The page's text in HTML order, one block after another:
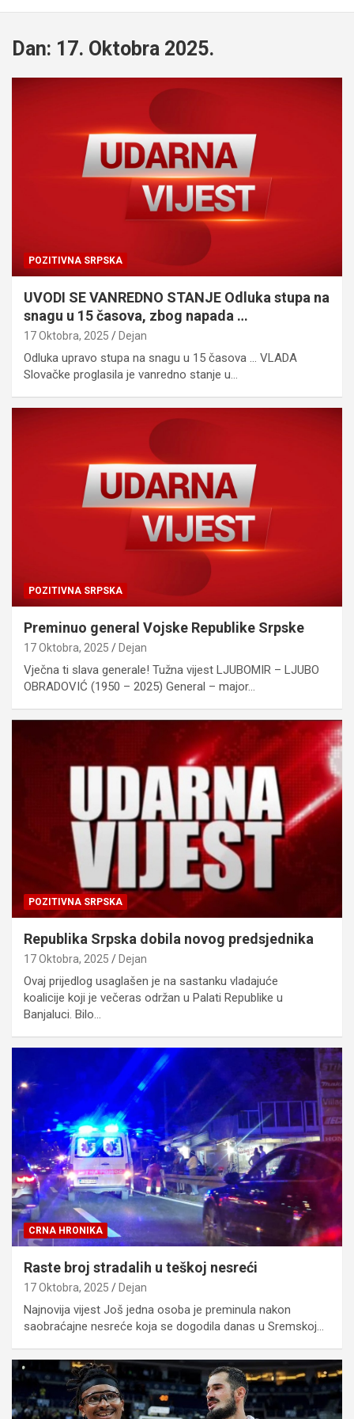
Dan: 17. Oktobra 2025.
POZITIVNA SRPSKA
UVODI SE VANREDNO STANJE Odluka stupa na
snagu u 15 časova, zbog napada …
17 Oktobra, 2025 Dejan
Odluka upravo stupa na snagu u 15 časova … VLADA
Slovačke proglasila je vanredno stanje u…
POZITIVNA SRPSKA
Preminuo general Vojske Republike Srpske
17 Oktobra, 2025 Dejan
Vječna ti slava generale! Tužna vijest LJUBOMIR – LJUBO
OBRADOVIĆ (1950 – 2025) General – major…
POZITIVNA SRPSKA
Republika Srpska dobila novog predsjednika
17 Oktobra, 2025 Dejan
Ovaj prijedlog usaglašen je na sastanku vladajuće
koalicije koji je večeras održan u Palati Republike u
Banjaluci. Bilo…
CRNA HRONIKA
Raste broj stradalih u teškoj nesreći
17 Oktobra, 2025 Dejan
Najnovija vijest Još jedna osoba je preminula nakon
saobraćajne nesreće koja se dogodila danas u Sremskoj…